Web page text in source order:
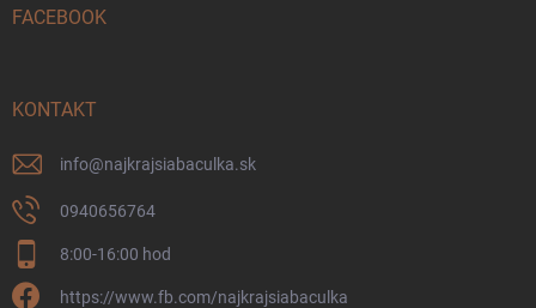
FACEBOOK
KONTAKT
info@najkrajsiabaculka.sk
0940656764
8:00-16:00 hod
https://www.fb.com/najkrajsiabaculka